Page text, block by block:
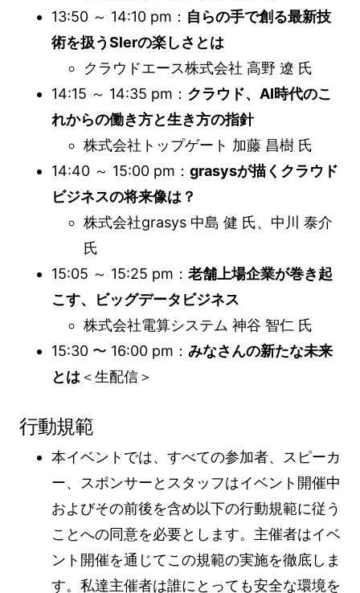
13:50 ～ 14:10 pm： 自らの手で創る最新技
術を扱うSlerの楽しさとは
クラウドエース株式会社 高野 遼 氏
14:15 ～ 14:35 pm： クラウド、AI時代のこ
れからの働き方と生き方の指針
株式会社トップゲート 加藤 昌樹 氏
14:40 ～ 15:00 pm： grasysが描くクラウド
ビジネスの将来像は？
株式会社grasys 中島 健 氏、中川 泰介
氏
15:05 ～ 15:25 pm： 老舗上場企業が巻き起
こす、ビッグデータビジネス
株式会社電算システム 神谷 智仁 氏
15:30 〜 16:00 pm： みなさんの新たな未来
とは ＜生配信＞
行動規範
本イベントでは、すべての参加者、スピーカ
ー、スポンサーとスタッフはイベント開催中
およびその前後を含め以下の行動規範に従う
ことへの同意を必要とします。主催者はイベ
ント開催を通じてこの規範の実施を徹底しま
す。私達主催者は誰にとっても安全な環境を